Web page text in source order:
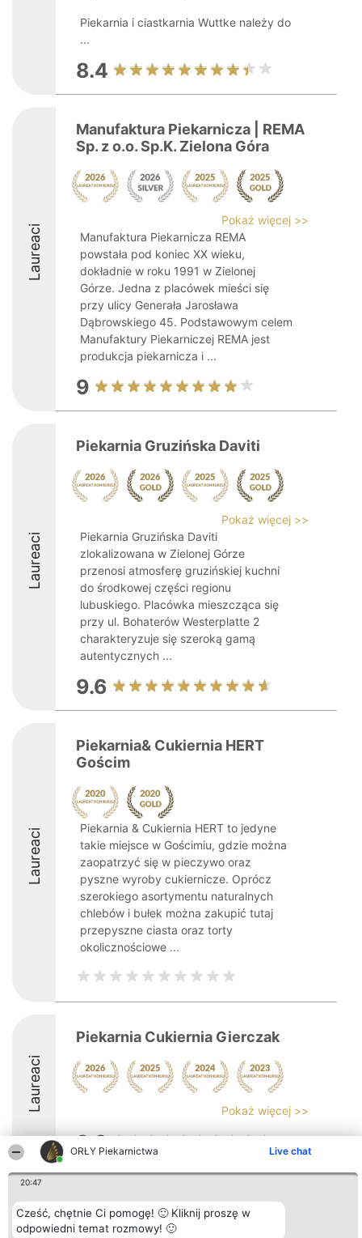
ORŁY Piekarnictwa Live chat
20:47
Cześć, chętnie Ci pomogę! 🙂 Kliknij proszę w
odpowiedni temat rozmowy! 🙂
Piekarnia i ciastkarnia Wuttke należy do
...
8.4
Laureaci
Manufaktura Piekarnicza | REMA
Sp. z o.o. Sp.K. Zielona Góra
Pokaż więcej >>
Manufaktura Piekarnicza REMA
powstała pod koniec XX wieku,
dokładnie w roku 1991 w Zielonej
Górze. Jedna z placówek mieści się
przy ulicy Generała Jarosława
Dąbrowskiego 45. Podstawowym celem
Manufaktury Piekarniczej REMA jest
produkcja piekarnicza i ...
9
Laureaci
Piekarnia Gruzińska Daviti
Pokaż więcej >>
Piekarnia Gruzińska Daviti
zlokalizowana w Zielonej Górze
przenosi atmosferę gruzińskiej kuchni
do środkowej części regionu
lubuskiego. Placówka mieszcząca się
przy ul. Bohaterów Westerplatte 2
charakteryzuje się szeroką gamą
autentycznych ...
9.6
Laureaci
Piekarnia& Cukiernia HERT
Gościm
Piekarnia & Cukiernia HERT to jedyne
takie miejsce w Gościmiu, gdzie można
zaopatrzyć się w pieczywo oraz
pyszne wyroby cukiernicze. Oprócz
szerokiego asortymentu naturalnych
chlebów i bułek można zakupić tutaj
przepyszne ciasta oraz torty
okolicznościowe ...
Laureaci
Piekarnia Cukiernia Gierczak
Pokaż więcej >>
8.2
Organizator plebiscytu
Bright Side Solutions sp. z o.
o. sp. k.
ul. Ruska 22
Plebiscyt
Laureaci
Lista
wszystkich
Kontakt
Kontakt